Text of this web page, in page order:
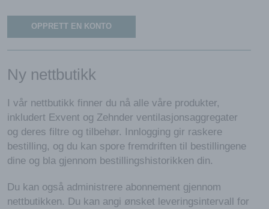
OPPRETT EN KONTO
Ny nettbutikk
I vår nettbutikk finner du nå alle våre produkter,
inkludert Exvent og Zehnder ventilasjonsaggregater
og deres filtre og tilbehør. Innlogging gir raskere
bestilling, og du kan spore fremdriften til bestillingene
dine og bla gjennom bestillingshistorikken din.
Du kan også administrere abonnement gjennom
nettbutikken. Du kan angi ønsket leveringsintervall for